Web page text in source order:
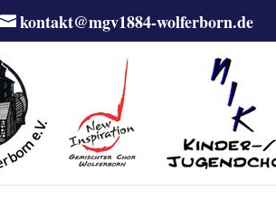
kontakt@mgv1884-wolferborn.de